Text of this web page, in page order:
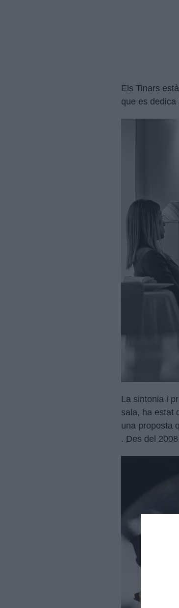
Els Tinars
que es dedica
La sintonia i
sala, ha estat
una proposta
. Des del